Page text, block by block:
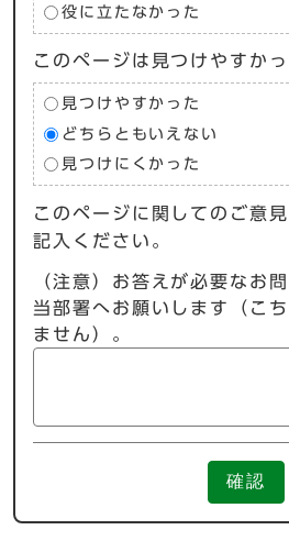
役に立たなかった
このページは見つけやすか
見つけやすかった
どちらともいえない
見つけにくかった
このページに関してのご意
記入ください。
（注意）お答えが必要なお
当部署へお願いします（こ
ません）。
確認